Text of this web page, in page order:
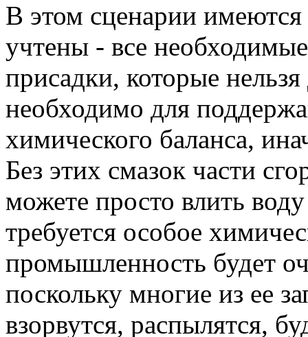
В этом сценарии
учтены - все
присадки, которые
необходимо для
химического баланса,
Без этих смазок части
можете просто влить
требуется особое
промышленность будет
поскольку многие из ее
взорвутся, распылятся,